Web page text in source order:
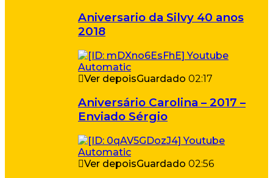
Aniversario da Silvy 40 anos
2018
Ver depoisGuardado 02:17
Aniversário Carolina – 2017 –
Enviado Sérgio
Ver depoisGuardado 02:56